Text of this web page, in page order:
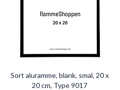
Sort aluramme, blank, smal, 20 x
20 cm, Type 9017